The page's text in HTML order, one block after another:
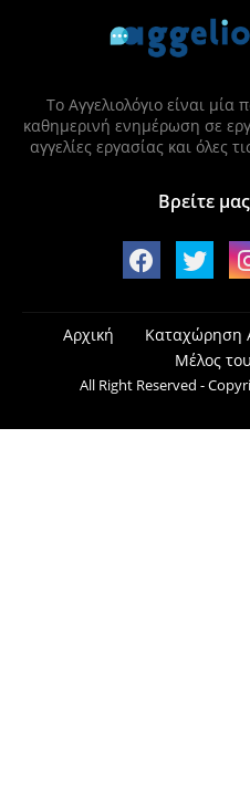
Το Αγγελιολόγιο είναι μία
καθημερινή ενημέρωση σε
αγγελίες εργασίας και όλες
Βρείτε
Αρχική Καταχώρηση
Μέλος
All Right Reserved -